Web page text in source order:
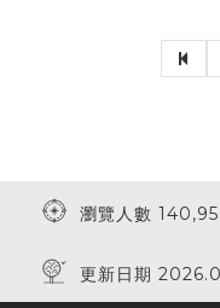
瀏覽人數
更新日期